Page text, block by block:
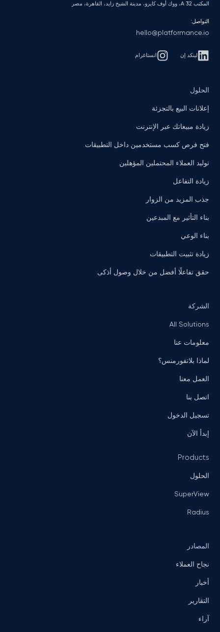
المكتب A 32، ووك أوف كايرو، مدينة الشيخ زايد، القاهرة، مصر
التواصل:
hello@platformance.io
لينكد إن انستاغرام
الحلول
إعلانات البيع بالتجزئة
زيادة مبيعاتك عبر الإنترنت
فتح فرص كسب مستخدمين داخل التطبيقات
توليد العملاء المحتملين المؤهلين
زيادة التفاعل
جذب المزيد من الزوار
بناء التأثير مع المبدعين
بناء الوعي
زيادة تثبيت التطبيقات
حقق تفاعلًا أفضل من خلال وصول أذكى
الشركة
All Solutions
معلومات عنا
لماذا بلاتفورمنس؟
العمل معنا
اتصل بنا
تسجيل الدخول
إبدأ الآن
Products
الحلول
SuperView
Radius
المصادر
نجاح العملاء
أخبار
التقارير
آراء